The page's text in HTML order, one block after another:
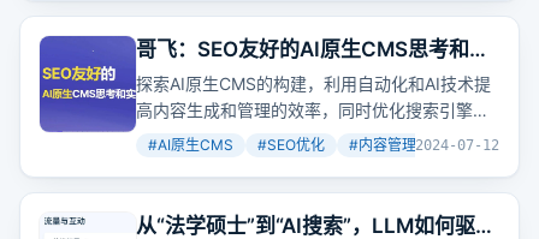
哥飞：SEO友好的AI原生CMS思考和实
践 Part 1
探索AI原生CMS的构建，利用自动化和AI技术提
高内容生成和管理的效率，同时优化搜索引擎排
名。这种系统不仅提升了内容的质量，还通过自
思路。
#AI原生CMS #SEO优化 #内容管理系统 +2
2024-07-12
从“法学硕士”到“AI搜索”，LLM如何驱动